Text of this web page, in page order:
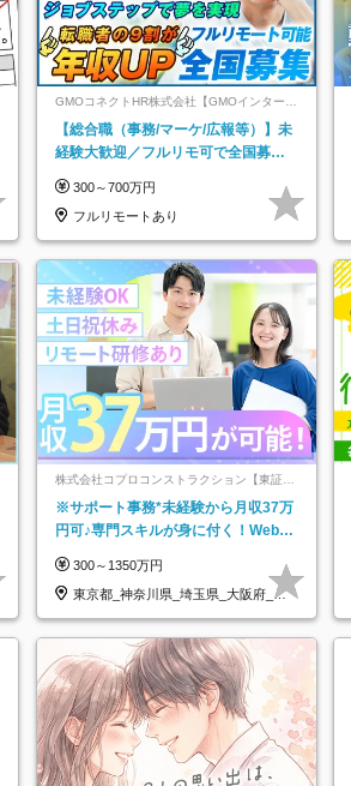
GMOコネクトHR株式会社【GMOインターネ
ットグループ】
【総合職（事務/マーケ/広報等）】未
経験大歓迎／フルリモ可で全国募
★
300～700万円
フルリモートあり
株式会社コプロコンストラクション【東証プ
ライム上場コプロ・ホールディングス子会
社】
※サポート事務*未経験から月収37万
円可♪専門スキルが身に付く！Web面
300～1350万円
東京都_神奈川県_埼玉県_大阪府_愛
知県…